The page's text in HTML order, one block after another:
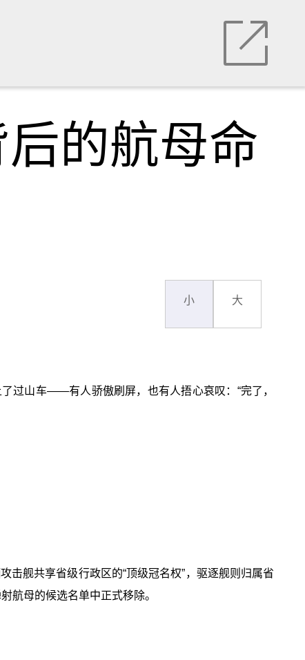
的航母命
小 大
过山车——有人骄傲刷屏，也有人捂心哀叹：“完了，
击舰共享省级行政区的“顶级冠名权”，驱逐舰则归属省
航母的候选名单中正式移除。